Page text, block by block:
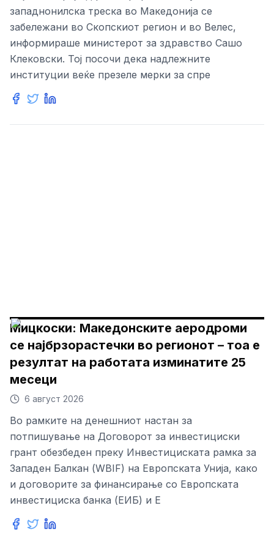
западнонилска треска во Македонија се
забележани во Скопскиот регион и во Велес,
информираше министерот за здравство Сашо
Клековски. Тој посочи дека надлежните
институции веќе презеле мерки за спре
Мицкоски: Македонските аеродроми
се најбрзорастечки во регионот – тоа е
резултат на работата изминатите 25
месеци
6 август 2026
Во рамките на денешниот настан за
потпишување на Договорот за инвестициски
грант обезбеден преку Инвестициската рамка за
Западен Балкан (WBIF) на Европската Унија, како
и договорите за финансирање со Европската
инвестициска банка (ЕИБ) и Е